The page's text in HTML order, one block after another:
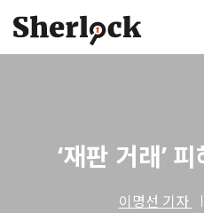
content
‘재판 거래’
이명선 기자